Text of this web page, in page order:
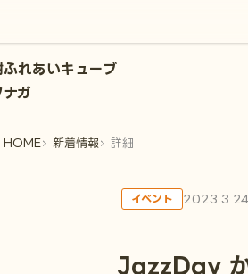
ふれあいキューブ
ナガ
HOME 新着情報 詳細
イベント 2023.3.24
JazzDay